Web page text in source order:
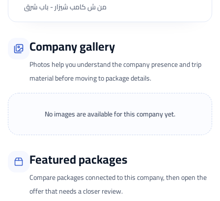
من ش كامب شيزار - باب شرق
Company gallery
Photos help you understand the company presence and trip
material before moving to package details.
No images are available for this company yet.
Featured packages
Compare packages connected to this company, then open the
offer that needs a closer review.